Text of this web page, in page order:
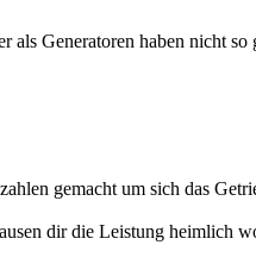
Generatoren haben nicht
gemacht um sich das
dir die Leistung heimlich